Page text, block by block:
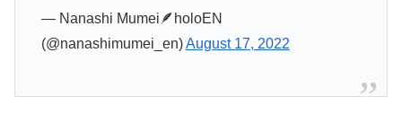
— Nanashi Mumei🪶holoEN
(@nanashimumei_en)August 17, 2022